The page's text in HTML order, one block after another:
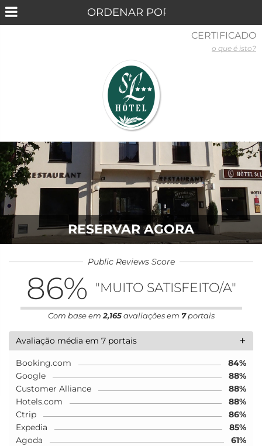
RESERVAR AGORA
Public Reviews Score
86% "MUITO SATISFEITO/A"
Com base em 2,165avaliações em 7portais
+
Avaliação média em 7 portais
Booking.com
84%
Google
88%
Customer Alliance
88%
Hotels.com
88%
Ctrip
86%
Expedia
85%
Agoda
61%
CERTIFICADO
o que é isto?